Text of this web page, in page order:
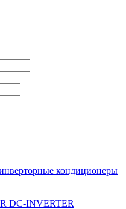
кондиционеры
DC-INVERTER